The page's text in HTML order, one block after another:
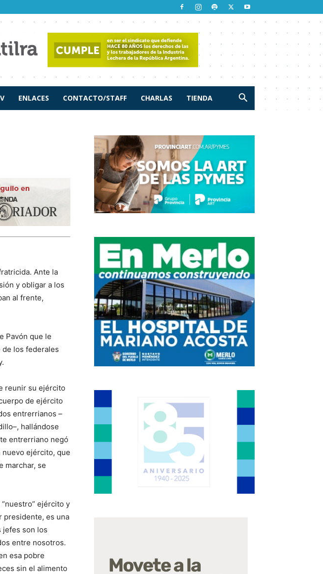
ENLACES CONTACTO/STAFF CHARLAS TIENDA
Ante la
y obligar a los
al frente,
Pavón que le
los federales
reunir su ejército
de ejército
entrerrianos –
hallándose
entrerriano negó
nuevo ejército, que
marchar, se
ejército y
presidente, es una
jefes son los
entre nosotros.
esa pobre
sin el alimento